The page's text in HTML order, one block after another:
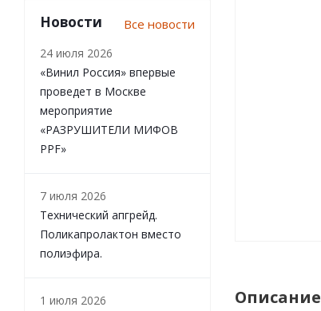
Описание
Новости Все новости
24 июля 2026
«Винил Россия» впервые
проведет в Москве
мероприятие
«РАЗРУШИТЕЛИ МИФОВ
PPF»
7 июля 2026
Технический апгрейд.
Поликапролактон вместо
полиэфира.
1 июля 2026